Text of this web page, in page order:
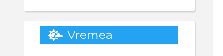
Vremea